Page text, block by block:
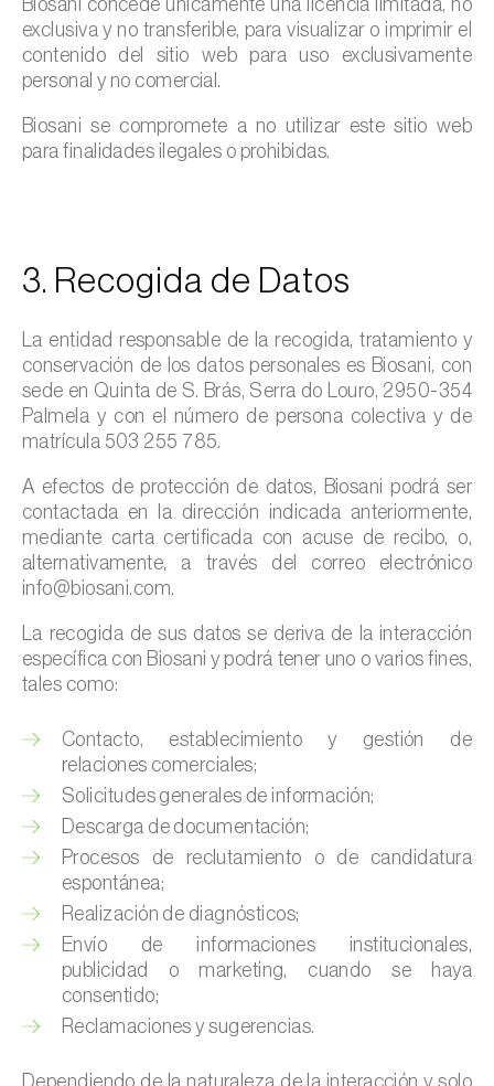
Biosani concede únicamente una licencia limitada, no
exclusiva y no transferible, para visualizar o imprimir el
contenido del sitio web para uso exclusivamente
personal y no comercial.
Biosani se compromete a no utilizar este sitio web
para finalidades ilegales o prohibidas.
3. Recogida de Datos
La entidad responsable de la recogida, tratamiento y
conservación de los datos personales es Biosani, con
sede en Quinta de S. Brás, Serra do Louro, 2950-354
Palmela y con el número de persona colectiva y de
matrícula 503 255 785.
A efectos de protección de datos, Biosani podrá ser
contactada en la dirección indicada anteriormente,
mediante carta certificada con acuse de recibo, o,
alternativamente, a través del correo electrónico
info@biosani.com.
La recogida de sus datos se deriva de la interacción
específica con Biosani y podrá tener uno o varios fines,
tales como:
Contacto, establecimiento y gestión de
relaciones comerciales;
Solicitudes generales de información;
Descarga de documentación;
Procesos de reclutamiento o de candidatura
espontánea;
Realización de diagnósticos;
Envío de informaciones institucionales,
publicidad o marketing, cuando se haya
consentido;
Reclamaciones y sugerencias.
Dependiendo de la naturaleza de la interacción y solo